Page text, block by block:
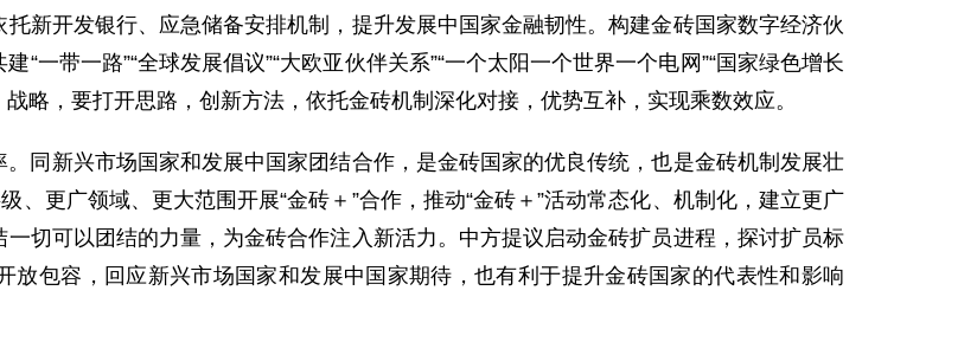
新开发银行、应急储备安排机制，提升发展中国家金融韧性。构建金砖国家数字经济伙
一带一路”“全球发展倡议”“大欧亚伙伴关系”“一个太阳一个世界一个电网”“国家绿色增长
略，要打开思路，创新方法，依托金砖机制深化对接，优势互补，实现乘数效应。
同新兴市场国家和发展中国家团结合作，是金砖国家的优良传统，也是金砖机制发展壮
、更广领域、更大范围开展“金砖＋”合作，推动“金砖＋”活动常态化、机制化，建立更广
切可以团结的力量，为金砖合作注入新活力。中方提议启动金砖扩员进程，探讨扩员标
放包容，回应新兴市场国家和发展中国家期待，也有利于提升金砖国家的代表性和影响